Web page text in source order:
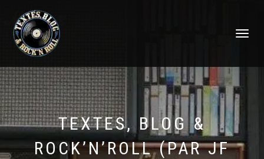
DÉPLIER
TEXTES, BLOG &
ROCK’N’ROLL (PAR JF